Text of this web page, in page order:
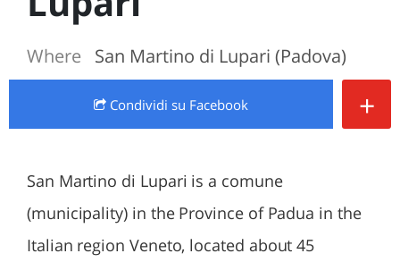
Where San Martino di Lupari (Padova)
Condividi su Facebook +
San Martino di Lupari is a comune
(municipality) in the Province of Padua in the
Italian region Veneto, located about 45